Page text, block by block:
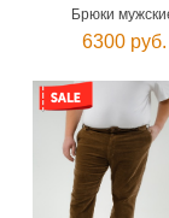
Брюки
6300 руб.